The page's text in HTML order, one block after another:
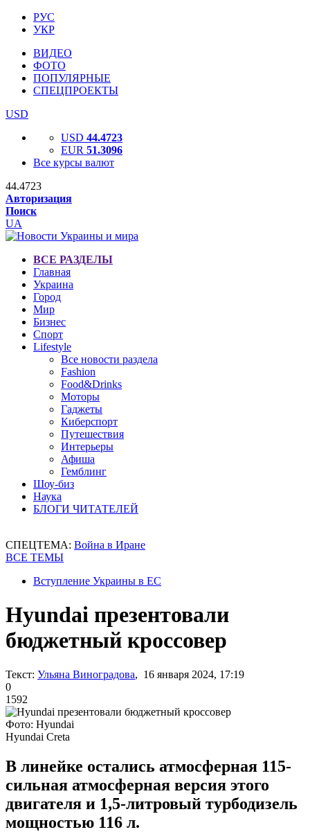
РУС
УКР
ВИДЕО
ФОТО
ПОПУЛЯРНЫЕ
СПЕЦПРОЕКТЫ
USD
USD 44.4723
EUR 51.3096
Все курсы валют
44.4723
Авторизация
Поиск
UA
ВСЕ РАЗДЕЛЫ
Главная
Украина
Город
Мир
Бизнес
Спорт
Lifestyle
Все новости раздела
Fashion
Food&Drinks
Моторы
Гаджеты
Киберспорт
Путешествия
Интерьеры
Афиша
Гемблинг
Шоу-биз
Наука
БЛОГИ ЧИТАТЕЛЕЙ
СПЕЦТЕМА: Война в Иране
ВСЕ ТЕМЫ
Вступление Украины в ЕС
Hyundai презентовали
бюджетный кроссовер
Текст: Ульяна Виноградова, 16 января 2024, 17:19
0
1592
Фото: Hyundai
Hyundai Creta
В линейке остались атмосферная 115-
сильная атмосферная версия этого
двигателя и 1,5-литровый турбодизель
мощностью 116 л.